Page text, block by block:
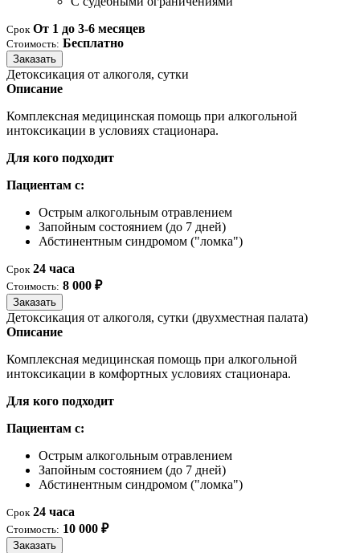
Срок От 1 до 3-6 месяцев
Стоимость: Бесплатно
Заказать
Детоксикация от алкоголя, сутки
Описание
Комплексная медицинская помощь при алкогольной
интоксикации в условиях стационара.
Для кого подходит
Пациентам с:
Острым алкогольным отравлением
Запойным состоянием (до 7 дней)
Абстинентным синдромом ("ломка")
Срок 24 часа
Стоимость: 8 000 ₽
Заказать
Детоксикация от алкоголя, сутки (двухместная палата)
Описание
Комплексная медицинская помощь при алкогольной
интоксикации в комфортных условиях стационара.
Для кого подходит
Пациентам с:
Острым алкогольным отравлением
Запойным состоянием (до 7 дней)
Абстинентным синдромом ("ломка")
Срок 24 часа
Стоимость: 10 000 ₽
Заказать